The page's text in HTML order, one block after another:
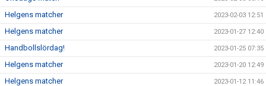
Helgens matcher 2023-02-03 12:51
Helgens matcher 2023-01-27 12:40
Handbollslördag! 2023-01-25 07:35
Helgens matcher 2023-01-20 12:49
Helgens matcher 2023-01-12 11:46